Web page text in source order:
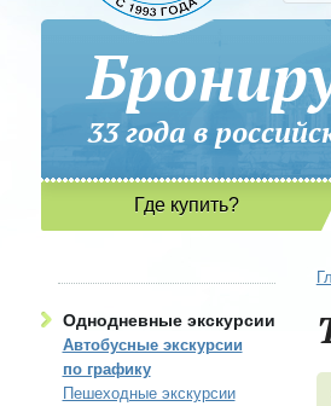
33 года в
Где купить?
Однодневные экскурсии
Автобусные экскурсии
по графику
Пешеходные экскурсии